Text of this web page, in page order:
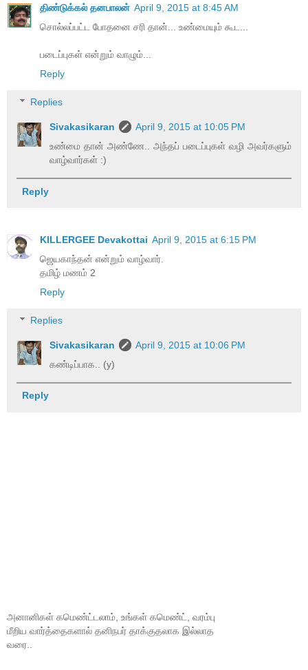
திண்டுக்கல் தனபாலன் April 9, 2015 at 8:45 AM
சொல்லப்பட்ட போதனை சரி தான்... உண்மையும் கூட...
படைப்புகள் என்றும் வாழும்...
Reply
Replies
Sivakasikaran
April 9, 2015 at 10:05 PM
உண்மை தான் அண்ணே.. அந்தப் படைப்புகள் வழி அவர்களும்
வாழ்வார்கள் :)
Reply
KILLERGEE Devakottai April 9, 2015 at 6:15 PM
ஜெயகாந்தன் என்றும் வாழ்வார்.
தமிழ் மணம் 2
Reply
Replies
Sivakasikaran
April 9, 2015 at 10:06 PM
கண்டிப்பாக.. (y)
Reply
அனானிகள் கமெண்ட்டலாம், உங்கள் கமெண்ட், வரம்பு
மீறிய வார்த்தைகளால் தனிநபர் தாக்குதலாக இல்லாத
வரை..